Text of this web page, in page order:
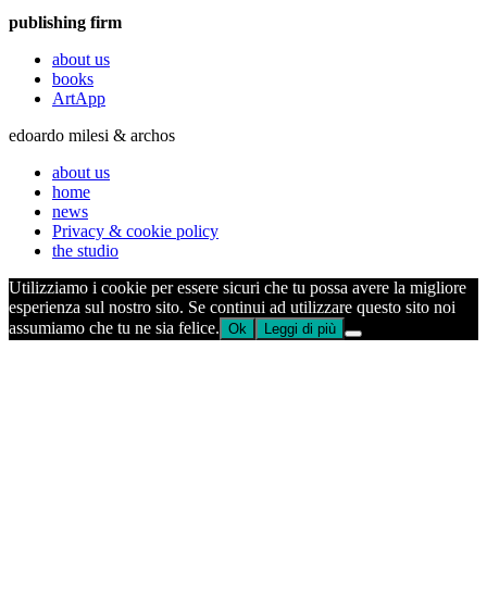
publishing firm
about us
books
ArtApp
edoardo milesi & archos
about us
home
news
Privacy & cookie policy
the studio
Utilizziamo i cookie per essere sicuri che tu possa avere la migliore
esperienza sul nostro sito. Se continui ad utilizzare questo sito noi
assumiamo che tu ne sia felice. Ok Leggi di più